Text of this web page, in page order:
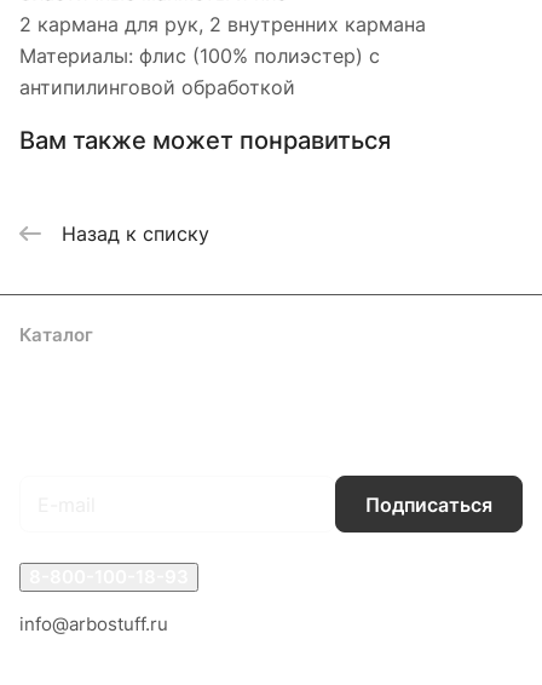
2 кармана для рук, 2 внутренних кармана
Материалы: флис (100% полиэстер) с
антипилинговой обработкой
Вам также может понравиться
Назад к списку
Каталог
Подписаться
info@arbostuff.ru